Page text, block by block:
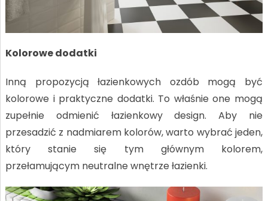
Kolorowe dodatki
Inną propozycją łazienkowych ozdób mogą być
kolorowe i praktyczne dodatki. To właśnie one mogą
zupełnie odmienić łazienkowy design. Aby nie
przesadzić z nadmiarem kolorów, warto wybrać jeden,
który stanie się tym głównym kolorem,
przełamującym neutralne wnętrze łazienki.